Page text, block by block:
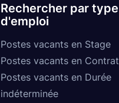
Rechercher par type
d'emploi
Postes vacants en Stage
Postes vacants en Contrat
Postes vacants en Durée
indéterminée